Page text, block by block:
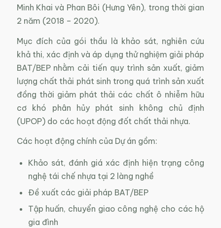
Minh Khai và Phan Bôi (Hưng Yên), trong thời gian
2 năm (2018 – 2020).
Mục đích của gói thầu là khảo sát, nghiên cứu
khả thi, xác định và áp dụng thử nghiệm giải pháp
BAT/BEP nhằm cải tiến quy trình sản xuất, giảm
lượng chất thải phát sinh trong quá trình sản xuất
đồng thời giảm phát thải các chất ô nhiễm hữu
cơ khó phân hủy phát sinh không chủ định
(UPOP) do các hoạt động đốt chất thải nhựa.
Các hoạt động chính của Dự án gồm:
Khảo sát, đánh giá xác định hiện trạng công
nghệ tái chế nhựa tại 2 làng nghề
Đề xuất các giải pháp BAT/BEP
Tập huấn, chuyển giao công nghệ cho các hộ
gia đình